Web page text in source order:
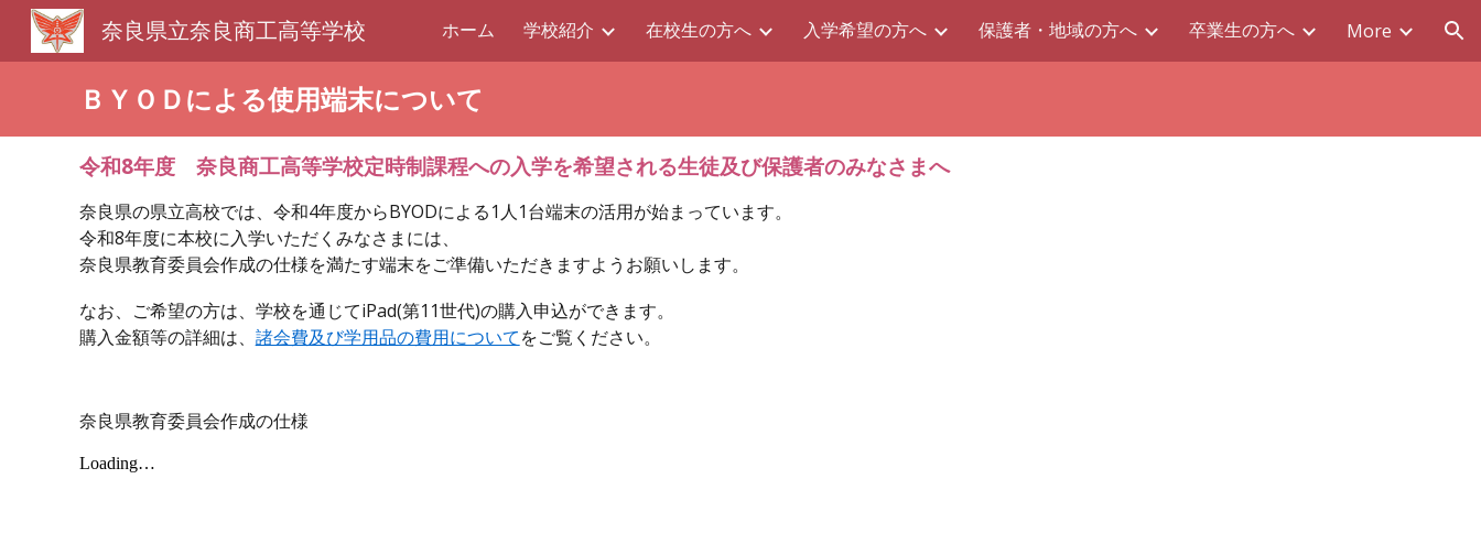
Skip to main content Skip to navigation
奈良県立奈良商工高等学校 ホーム 学校紹介 在校生の方へ 入学希望の方へ 保護者・地域の方へ 卒業生の方へ More
ＢＹＯＤによる使用端末について
令和8年度 奈良商工高等学校定時制課程への入学を希望される生徒及び保護者のみなさまへ
奈良県の県立高校では、令和4年度からBYODによる1人1台端末の活用が始まっています。
令和8年度に本校に入学いただくみなさまには、
奈良県教育委員会作成の仕様を満たす端末をご準備いただきますようお願いします。
なお、ご希望の方は、学校を通じてiPad(第11世代)の購入申込ができます。
購入金額等の詳細は、 諸会費及び学用品の費用についてをご覧ください。
奈良県教育委員会作成の仕様